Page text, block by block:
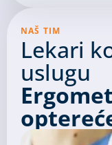
NAŠ TIM
Lekari
uslugu